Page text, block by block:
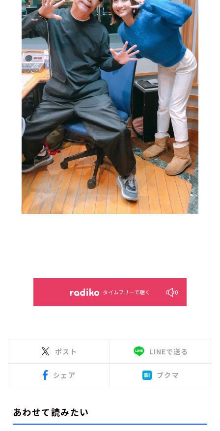
タイムフリーで聴く
ポスト LINEで送る
シェア ブクマ
あわせて読みたい